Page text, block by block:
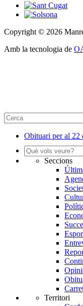
Copyright © 2026
Amb la tecnologia de
Obituari per al 22
Seccions
Territori